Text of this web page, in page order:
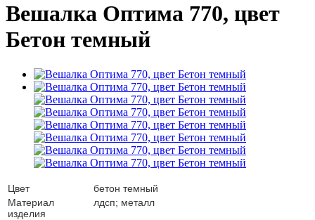
Вешалка Оптима 770, цвет
Бетон темный
Цвет
бетон темный
Материал
изделия
лдсп; металл